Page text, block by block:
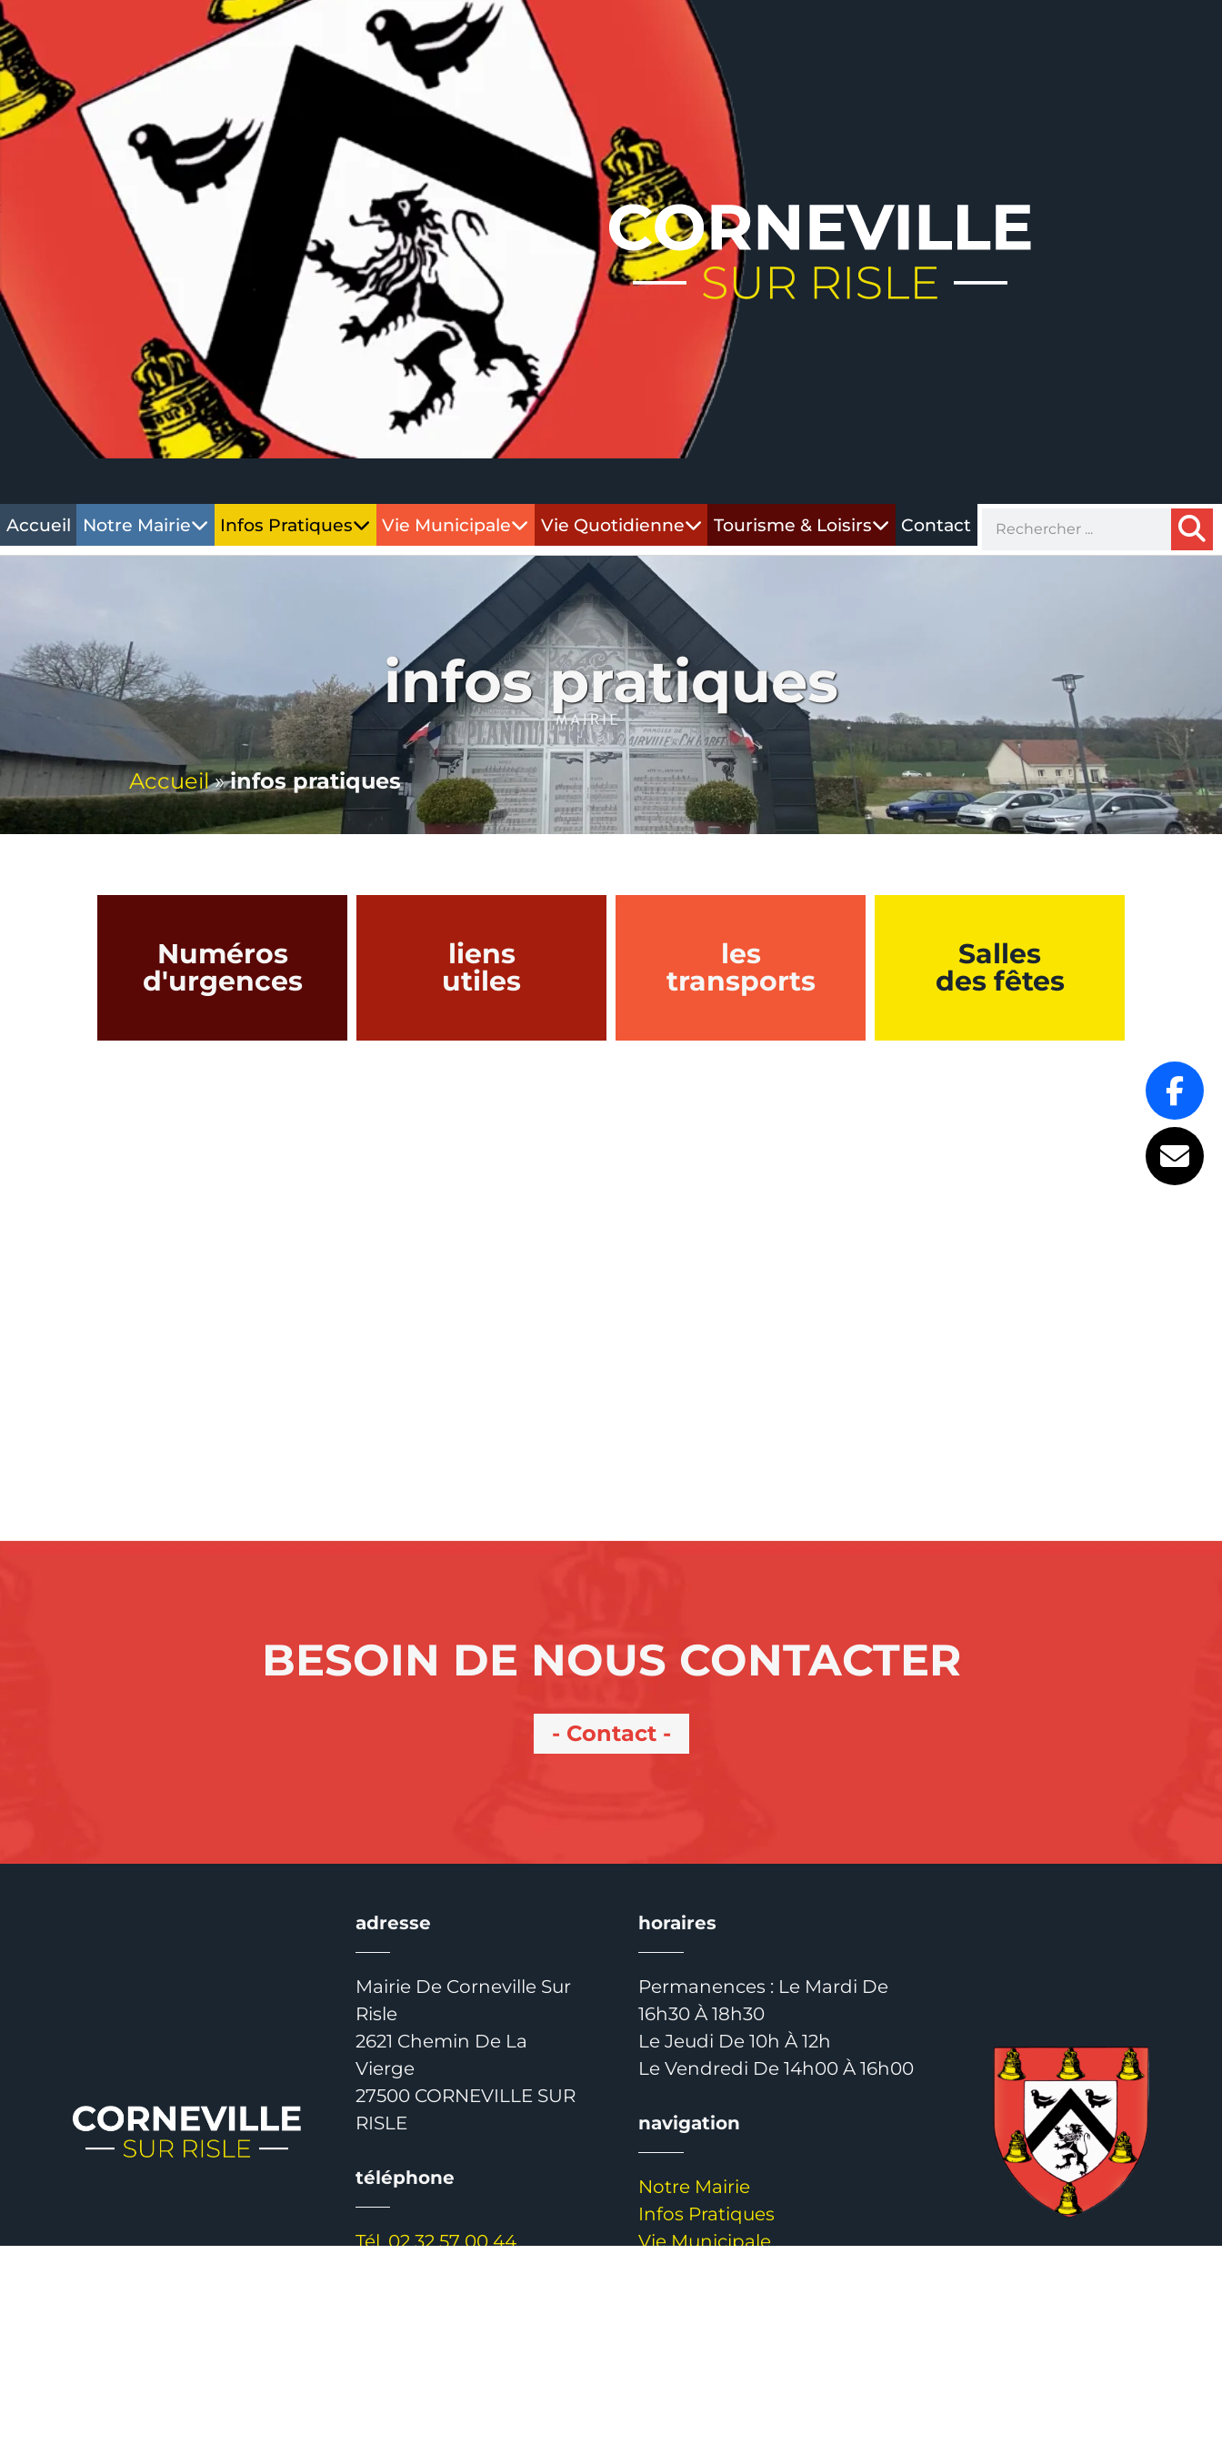
Accueil Notre Mairie Infos Pratiques Vie Municipale Vie Quotidienne Tourisme & Loisirs Contact
infos pratiques
Accueil»infos pratiques
Numéros
d'urgences
liens
utiles
les
transports
Salles
des fêtes
BESOIN DE NOUS CONTACTER
Contact
adresse
Mairie De Corneville Sur
Risle
2621 Chemin De La
Vierge
27500 CORNEVILLE SUR
RISLE
téléphone
Tél. 02 32 57 00 44
horaires
Permanences : Le Mardi De
16h30 À 18h30
Le Jeudi De 10h À 12h
Le Vendredi De 14h00 À 16h00
navigation
Notre Mairie
Infos Pratiques
Vie Municipale